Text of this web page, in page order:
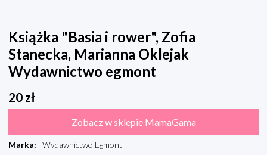
Książka "Basia i rower", Zofia
Stanecka, Marianna Oklejak
Wydawnictwo egmont
20 zł
Zobacz w sklepie MamaGama
Marka:
Wydawnictwo Egmont